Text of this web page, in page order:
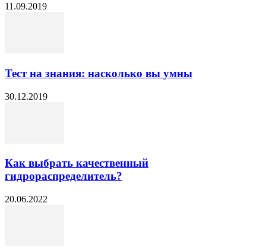
11.09.2019
Тест на знания: насколько вы умны
30.12.2019
Как выбрать качественный
гидрораспределитель?
20.06.2022